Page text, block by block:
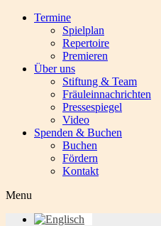
Termine
Spielplan
Repertoire
Premieren
Über uns
Stiftung & Team
Fräuleinnachrichten
Pressespiegel
Video
Spenden & Buchen
Buchen
Fördern
Kontakt
Menu